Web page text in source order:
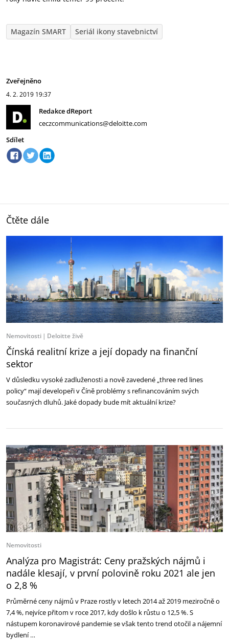
Magazín SMART Seriál ikony stavebnictví
Zveřejněno
4. 2. 2019 19:37
Redakce dReport
ceczcommunications@deloitte.com
Sdílet
Čtěte dále
Nemovitosti Deloitte živě
Čínská realitní krize a její dopady na finanční
sektor
V důsledku vysoké zadluženosti a nově zavedené „three red lines
policy“ mají developeři v Číně problémy s refinancováním svých
současných dluhů. Jaké dopady bude mít aktuální krize?
Nemovitosti
Analýza pro Magistrát: Ceny pražských nájmů i
nadále klesají, v první polovině roku 2021 ale jen
o 2,8 %
Průměrné ceny nájmů v Praze rostly v letech 2014 až 2019 meziročně o
7,4 %, nejvíce přitom v roce 2017, kdy došlo k růstu o 12,5 %. S
nástupem koronavirové pandemie se však tento trend otočil a nájemní
bydlení …